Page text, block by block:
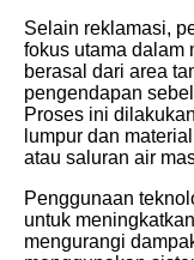
Selain reklamasi,
fokus utama dalam
berasal dari area
pengendapan
Proses ini
lumpur dan
atau saluran air
Penggunaan
untuk
mengurangi